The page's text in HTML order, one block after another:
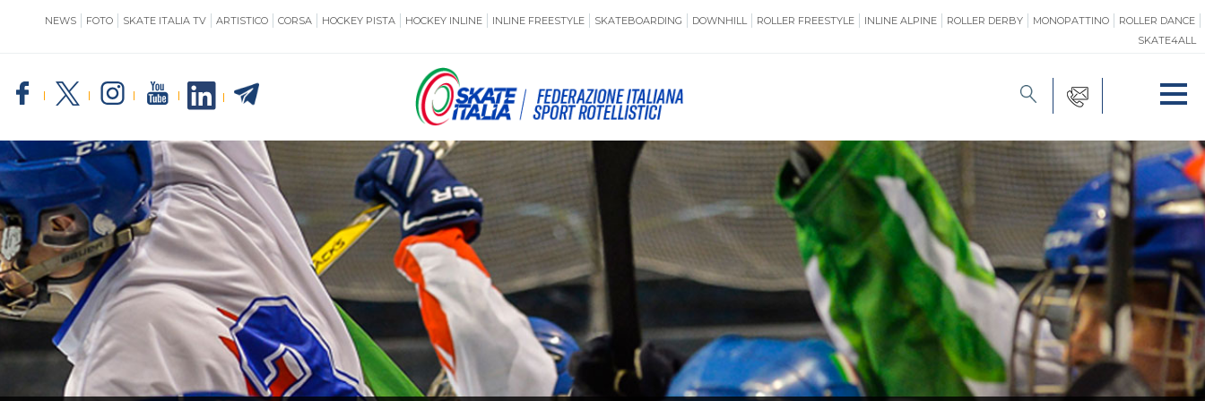
NEWS FOTO SKATE ITALIA TV ARTISTICO CORSA HOCKEY PISTA HOCKEY INLINE INLINE FREESTYLE SKATEBOARDING DOWNHILL ROLLER FREESTYLE INLINE ALPINE ROLLER DERBY MONOPATTINO
ROLLER DANCE
SKATE4ALL
SKATE ITALIA TESSERAMENTO FORMAZIONE
GIUSTIZIA NORMATIVE TERRITORIO PROMOZIONE
IMPIANTISTICA ANTIDOPING ASSICURAZIONE SAFEGUARDING